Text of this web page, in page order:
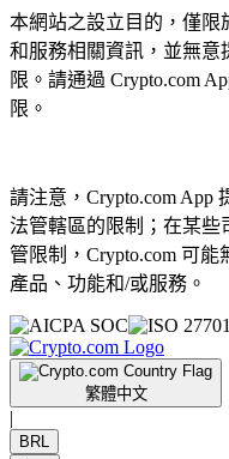
本網站之設立目的，僅限
和服務相關資訊，並無意
限。請通過 Crypto.com
限。
請注意，Crypto.com App
法管轄區的限制；在某些
管限制，Crypto.com 可能
產品、功能和/或服務。
繁體中文
|
BRL